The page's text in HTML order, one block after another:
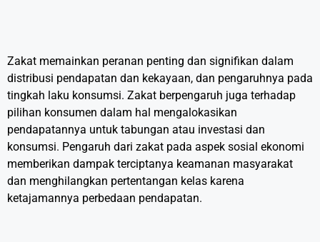
Zakat memainkan peranan penting dan signifikan dalam
distribusi pendapatan dan kekayaan, dan pengaruhnya pada
tingkah laku konsumsi. Zakat berpengaruh juga terhadap
pilihan konsumen dalam hal mengalokasikan
pendapatannya untuk tabungan atau investasi dan
konsumsi. Pengaruh dari zakat pada aspek sosial ekonomi
memberikan dampak terciptanya keamanan masyarakat
dan menghilangkan pertentangan kelas karena
ketajamannya perbedaan pendapatan.